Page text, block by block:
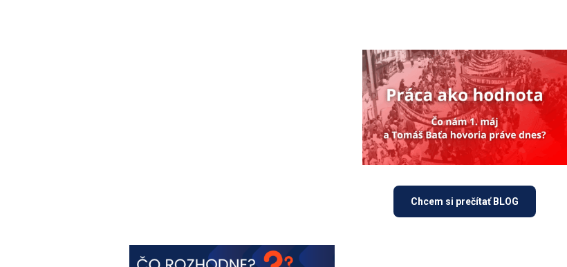
Chcem si prečítať BLOG